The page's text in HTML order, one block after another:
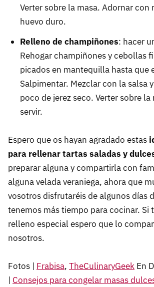
Verter sobre la masa. Adornar con
huevo duro.
Relleno de champiñones: hacer
Rehogar champiñones y cebollas
picados en mantequilla hasta que
Salpimentar. Mezclar con la salsa
poco de jerez seco. Verter sobre la
servir.
Espero que os hayan agradado estas
para rellenar tartas saladas y
preparar alguna y compartirla con
alguna velada veraniega, ahora que
vosotros disfrutaréis de algunos días
tenemos más tiempo para cocinar. Si
relleno especial espero que lo
nosotros.
Fotos | Frabisa, TheCulinaryGeek En
| Consejos para congelar masas